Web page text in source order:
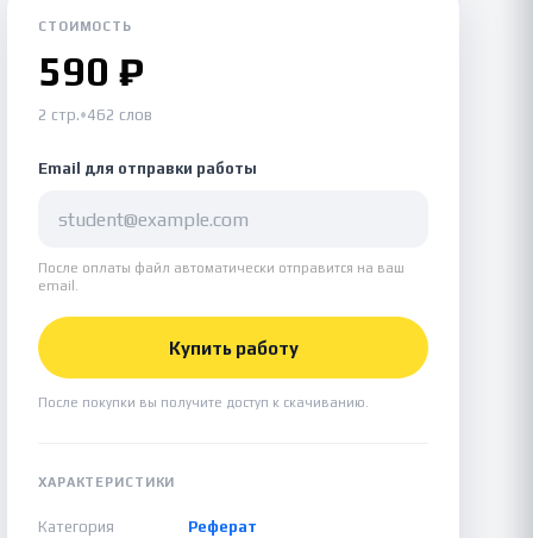
СТОИМОСТЬ
590 ₽
2 стр.•462 слов
Email для отправки работы
После оплаты файл автоматически отправится на ваш
email.
Купить работу
После покупки вы получите доступ к скачиванию.
ХАРАКТЕРИСТИКИ
Категория
Реферат